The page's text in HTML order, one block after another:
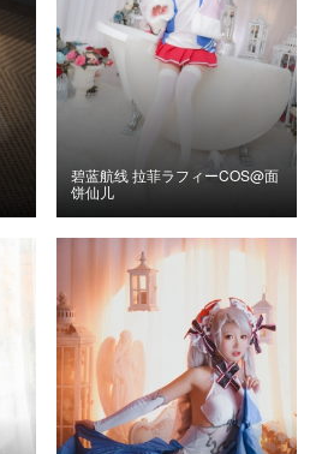
碧蓝航线 拉菲ラフィーCOS@面
饼仙儿